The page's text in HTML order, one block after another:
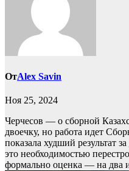
ОтAlex Savin
Ноя 25, 2024
Черчесов — о сборной
двоечку, но работа идет
показала худший результат
это необходимостью
формально оценка — на два